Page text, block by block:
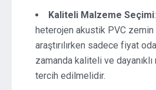
Kaliteli Malzeme Seçimi
heterojen akustik PVC zemin
araştırılırken sadece fiyat
zamanda kaliteli ve
tercih edilmelidir.